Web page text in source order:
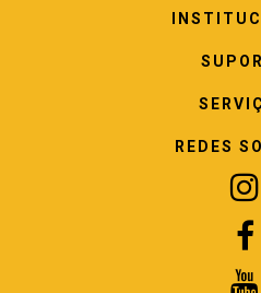
REDES